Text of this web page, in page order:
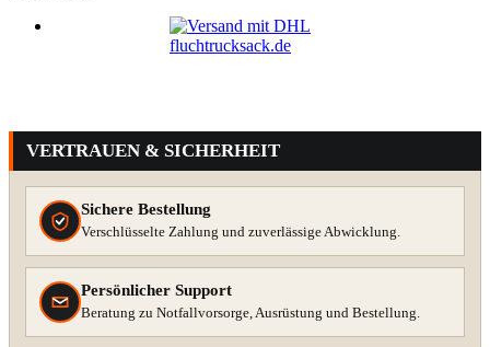
VERTRAUEN & SICHERHEIT
Sichere Bestellung
Verschlüsselte Zahlung und zuverlässige Abwicklung.
Persönlicher Support
Beratung zu Notfallvorsorge, Ausrüstung und Bestellung.